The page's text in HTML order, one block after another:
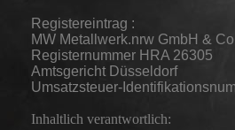
Registereintrag :
MW Metallwerk.nrw GmbH &
Registernummer HRA 26305
Amtsgericht Düsseldorf
Umsatzsteuer-
Inhaltlich verantwortlich: